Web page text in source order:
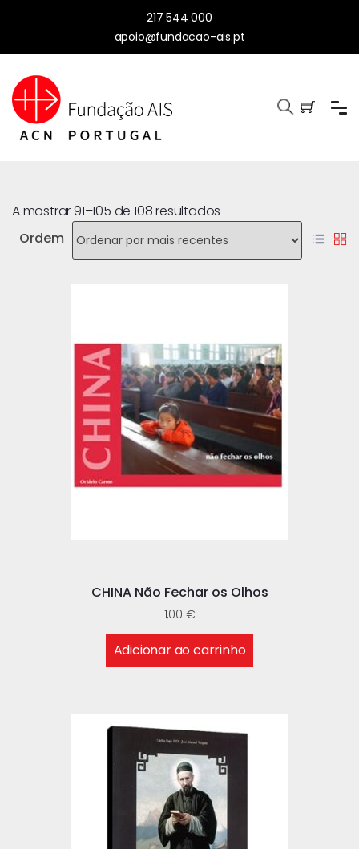
217 544 000
apoio@fundacao-ais.pt
A mostrar 91–105 de 108 resultados
Ordem
CHINA Não Fechar os Olhos
1,00 €
Adicionar ao carrinho